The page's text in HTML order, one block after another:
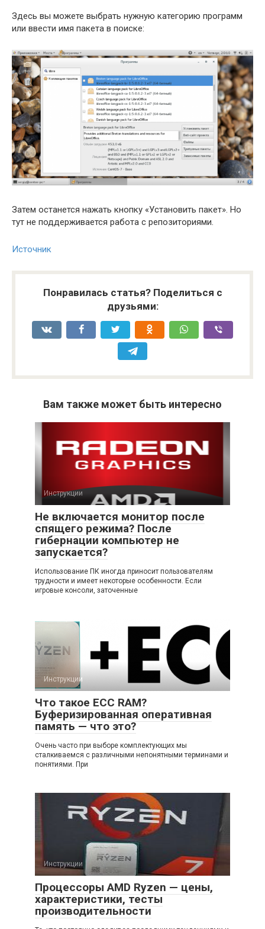
Здесь вы можете выбрать нужную категорию программ
или ввести имя пакета в поиске:
Затем останется нажать кнопку «Установить пакет». Но
тут не поддерживается работа с репозиториями.
Источник
Понравилась статья? Поделиться с
друзьями:
Вам также может быть интересно
Инструкции
Не включается монитор после
спящего режима? После
гибернации компьютер не
запускается?
Использование ПК иногда приносит пользователям
трудности и имеет некоторые особенности. Если
игровые консоли, заточенные
Инструкции
Что такое ECC RAM?
Буферизированная оперативная
память — что это?
Очень часто при выборе комплектующих мы
сталкиваемся с различными непонятными терминами и
понятиями. При
Инструкции
Процессоры AMD Ryzen — цены,
характеристики, тесты
производительности